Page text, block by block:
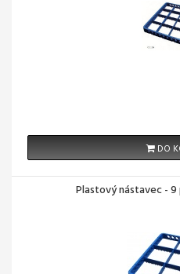
DO
Plastový nástavec - 9